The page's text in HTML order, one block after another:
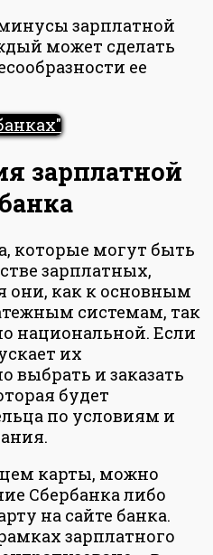
зарплатной
может сделать
ее
зарплатной
которые могут быть
зарплатных,
они, как к основным
системам, так
национальной. Если
их
выбрать и заказать
будет
по условиям и
карты, можно
Сбербанка либо
на сайте банка.
зарплатного